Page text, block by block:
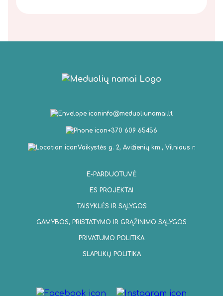
info@meduoliunamai.lt
+370 609 65456
Vaikystės g. 2, Avižienių km., Vilniaus r.
E-PARDUOTUVĖ
ES PROJEKTAI
TAISYKLĖS IR SĄLYGOS
GAMYBOS, PRISTATYMO IR GRĄŽINIMO SĄLYGOS
PRIVATUMO POLITIKA
SLAPUKŲ POLITIKA